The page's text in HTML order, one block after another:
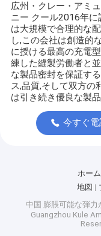
広州・クレー・アミ
ニー クール2016年
は大規模で合理的な
し,この会社は創造的
に授ける最高の充電
練した縫製労働者と
な製品密封を保証す
ス,品質,そして双方の
は引き続き優良な製
今すぐ電
ホーム
地図
中国 膨脹可能な弾力
Guangzhou Kule